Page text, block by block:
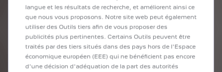
langue et les résultats de recherche, et améliorent ainsi ce
que nous vous proposons. Notre site web peut également
utiliser des Outils tiers afin de vous proposer des
publicités plus pertinentes. Certains Outils peuvent être
traités par des tiers situés dans des pays hors de l'Espace
économique européen (EEE) qui ne bénéficient pas encore
d'une décision d'adéquation de la part des autorités